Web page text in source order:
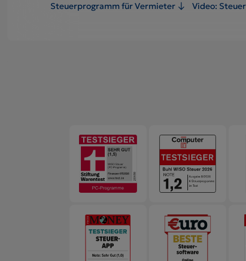
Steuerprogramm für Vermieter Video: